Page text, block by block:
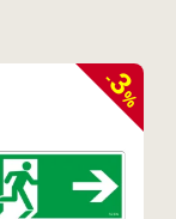
-
3
%